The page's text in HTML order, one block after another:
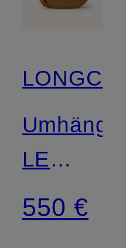
LE
SMALL
550 €